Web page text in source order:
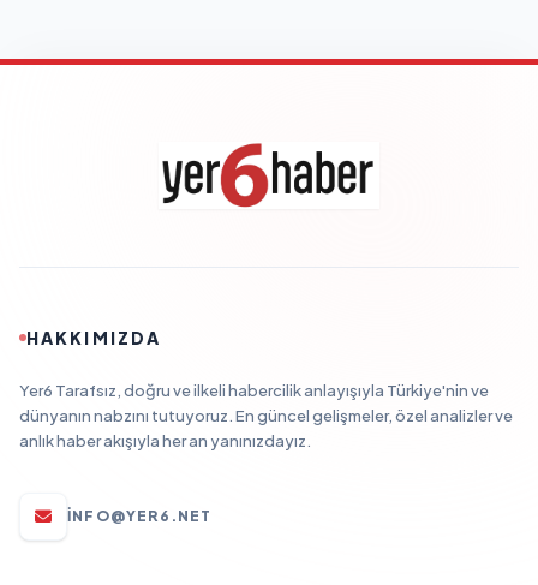
HAKKIMIZDA
Yer6 Tarafsız, doğru ve ilkeli habercilik anlayışıyla Türkiye'nin ve
dünyanın nabzını tutuyoruz. En güncel gelişmeler, özel analizler ve
anlık haber akışıyla her an yanınızdayız.
INFO@YER6.NET